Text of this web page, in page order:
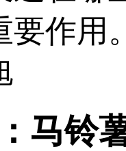
要作用
马铃